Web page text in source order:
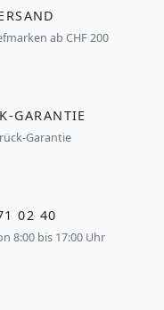
ab CHF 200
GARANTIE
Garantie
02 40
8:00 bis 17:00 Uhr